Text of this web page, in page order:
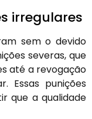
irregulares
sem o devido
severas, que
até a revogação
Essas punições
que a qualidade